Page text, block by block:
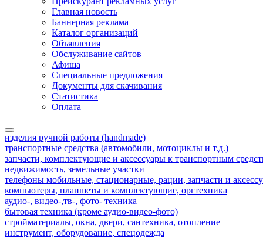
Главная новость
Баннерная реклама
Каталог организаций
Объявления
Обслуживание сайтов
Афиша
Специальные предложения
Документы для скачивания
Статистика
Оплата
изделия ручной работы (handmade)
транспортные средства (автомобили, мотоциклы и т.д.)
запчасти, комплектующие и аксессуары к транспортным
недвижимость, земельные участки
телефоны мобильные, стационарные, рации, запчасти и
компьютеры, планшеты и комплектующие, оргтехника
аудио-, видео-,тв-, фото- техника
бытовая техника (кроме аудио-видео-фото)
стройматериалы, окна, двери, сантехника, отопление
инструмент, оборудование, спецодежда